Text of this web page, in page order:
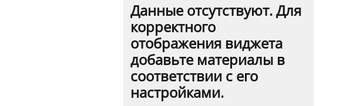
Данные отсутствуют. Для
корректного
отображения виджета
добавьте материалы в
соответствии с его
настройками.